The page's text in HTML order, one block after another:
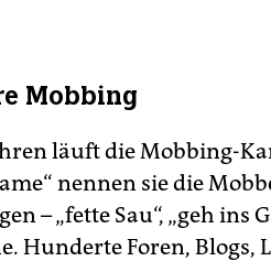
Mobbing
läuft die Mobbing-
nennen sie die
– „fette Sau“, „geh ins
Hunderte Foren, Blogs,